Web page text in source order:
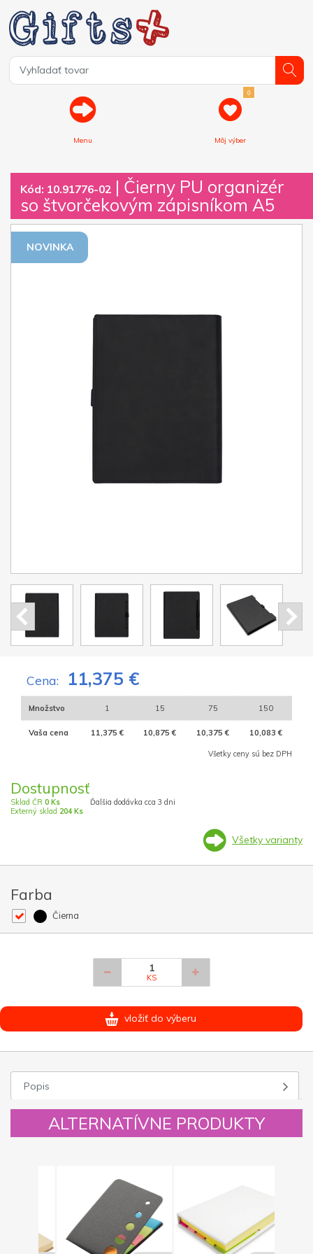
Menu
0
Môj výber
Kód: 10.91776-02 | Čierny PU organizér
so štvorčekovým zápisníkom A5
NOVINKA
Cena: 11,375 €
Množstvo 1 15 75 150
Vaša cena 11,375 € 10,875 € 10,375 € 10,083 €
Všetky ceny sú bez DPH
Dostupnosť
Sklad ČR 0 Ks
Externý sklad 204 Ks
Ďalšia dodávka cca 3 dni
Všetky varianty
Farba
Čierna
KS
vložiť do výberu
Popis
ALTERNATÍVNE PRODUKTY